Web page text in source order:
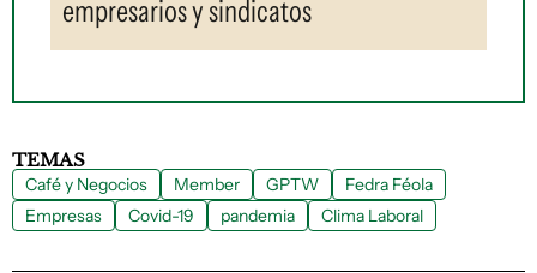
empresarios y sindicatos
TEMAS
Café y Negocios Member GPTW
Fedra Féola
Empresas
Covid-19 pandemia Clima Laboral